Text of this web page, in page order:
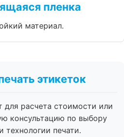
пленка
материал.
этикеток
для расчета стоимости или
консультацию по выбору
технологии печати.